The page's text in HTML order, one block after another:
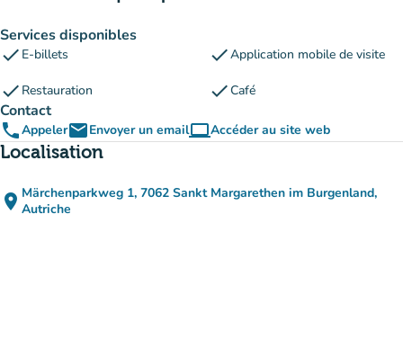
Services disponibles
check E-billets checkApplication mobile de visite
check Restauration checkCafé
Contact
phoneAppeleremailEnvoyer un emailcomputerAccéder au site web
(nouvel onglet)
Localisation
place Märchenparkweg 1, 7062 Sankt Margarethen im Burgenland,
Autriche